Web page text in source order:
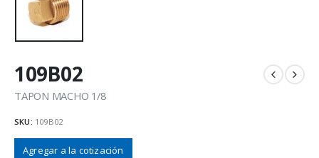
109B02
TAPON MACHO 1/8
SKU: 109B02
Agregar a la cotización